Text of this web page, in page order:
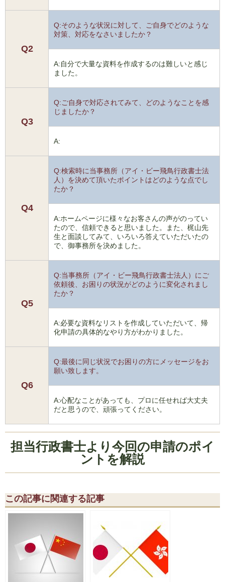
Q2
Q:そのような状況に対して、ご自身でどのような
対策、対応をなさいましたか？
A:自分で大量な資料を作成するのは難しいと感じ
ました。
Q3
Q:ご自身で対応されてみて、どのようなことを感
じましたか？
A:
Q4
Q:検索時に当事務所（アイ・ビー飛鳥行政書士法
人）を決めて頂いたポイントはどのような点でし
たか？
A:ホームページに様々なお客さんの声がのってい
たので、信頼できると思いました。また、梶山先
生と面談してみて、いろいろ答えていただいたの
で、御事務所を決めました。
Q5
Q:当事務所（アイ・ビー飛鳥行政書士法人）にご
依頼後、お困りの状況がどのように変化されまし
たか？
A:必要な資料なリストを作成していただいて、帰
化申請の具体的なやり方がわかりました。
Q6
Q:最後に同じ状況でお困りの方にメッセージをお
願い致します。
A:心配なことがあっても、プロに任せれば大丈夫
だと思うので、頑張ってください。
担当行政書士より今回の申請のポイ
ントを解説
この記事に関連する記事